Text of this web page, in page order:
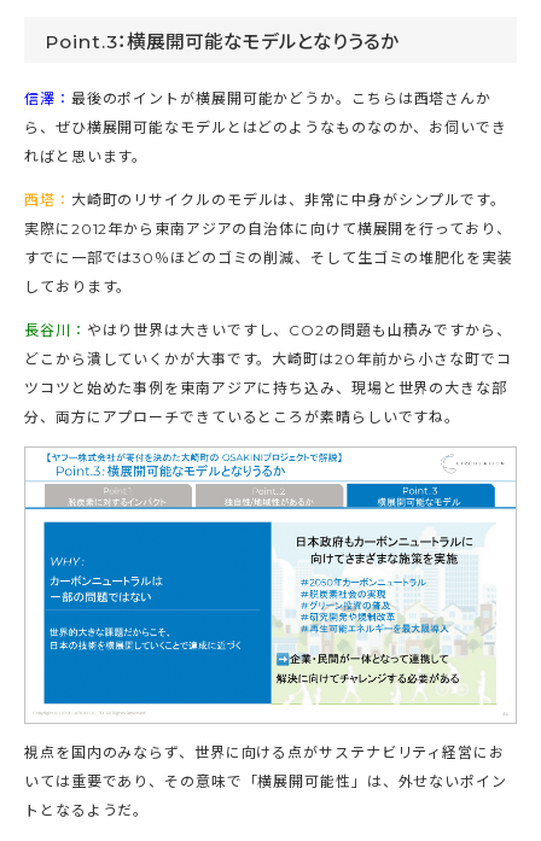
Point.3：横展開可能なモデルとなりうるか
信澤： 最後のポイントが横展開可能かどうか。こちらは西塔さんか
ら、ぜひ横展開可能なモデルとはどのようなものなのか、お伺いでき
ればと思います。
西塔： 大崎町のリサイクルのモデルは、非常に中身がシンプルです。
実際に2012年から東南アジアの自治体に向けて横展開を行っており、
すでに一部では30％ほどのゴミの削減、そして生ゴミの堆肥化を実装
しております。
長谷川： やはり世界は大きいですし、CO2の問題も山積みですから、
どこから潰していくかが大事です。大崎町は20年前から小さな町でコ
ツコツと始めた事例を東南アジアに持ち込み、現場と世界の大きな部
分、両方にアプローチできているところが素晴らしいですね。
視点を国内のみならず、世界に向ける点がサステナビリティ経営にお
いては重要であり、その意味で「横展開可能性」は、外せないポイン
トとなるようだ。